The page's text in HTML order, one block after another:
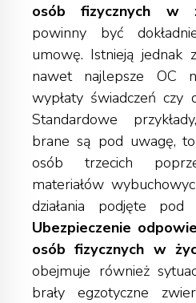
osób fizycznych w
powinny być
umowę. Istnieją jednak
nawet najlepsze OC
wypłaty świadczeń czy
Standardowe
brane są pod uwagę,
osób trzecich
materiałów
działania podjęte pod
Ubezpieczenie
osób fizycznych w
obejmuje również
brały egzotyczne